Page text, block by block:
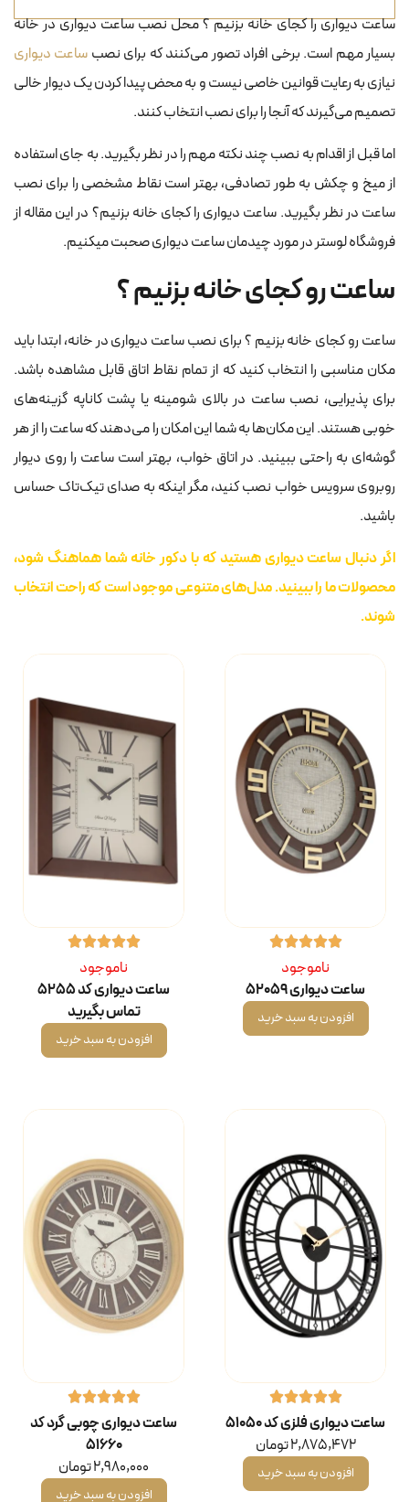
ساعت دیواری را کجای خانه بزنیم ؟ محل نصب ساعت دیواری در خانه
بسیار مهم است. برخی افراد تصور می‌کنند که برای نصب ساعت دیواری
نیازی به رعایت قوانین خاصی نیست و به محض پیدا کردن یک دیوار خالی
تصمیم می‌گیرند که آنجا را برای نصب انتخاب کنند.
اما قبل از اقدام به نصب چند نکته مهم را در نظر بگیرید. به جای استفاده
از میخ و چکش به طور تصادفی، بهتر است نقاط مشخصی را برای نصب
ساعت در نظر بگیرید. ساعت دیواری را کجای خانه بزنیم؟ در این مقاله از
فروشگاه لوستر در مورد چیدمان ساعت دیواری صحبت میکنیم.
ساعت رو کجای خانه بزنیم ؟
ساعت رو کجای خانه بزنیم ؟ برای نصب ساعت دیواری در خانه، ابتدا باید
مکان مناسبی را انتخاب کنید که از تمام نقاط اتاق قابل مشاهده باشد.
برای پذیرایی، نصب ساعت در بالای شومینه یا پشت کاناپه گزینه‌های
خوبی هستند. این مکان‌ها به شما این امکان را می‌دهند که ساعت را از هر
گوشه‌ای به راحتی ببینید. در اتاق خواب، بهتر است ساعت را روی دیوار
روبروی سرویس خواب نصب کنید، مگر اینکه به صدای تیک‌تاک حساس
باشید.
اگر دنبال ساعت دیواری هستید که با دکور خانه شما هماهنگ شود،
محصولات ما را ببینید. مدل‌های متنوعی موجود است که راحت انتخاب
شوند.
ناموجود
ساعت دیواری ۵۲۰۵۹
افزودن به سبد خرید
ناموجود
ساعت دیواری کد ۵۲۵۵
تماس بگیرید
افزودن به سبد خرید
ساعت دیواری فلزی کد ۵۱۰۵۰
2,875,472تومان
افزودن به سبد خرید
ساعت دیواری چوبی گرد کد
۵۱۶۶۰
2,980,000تومان
افزودن به سبد خرید